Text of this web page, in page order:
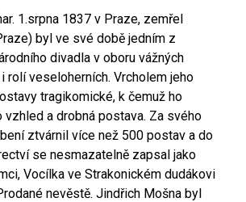
1.srpna 1837 v Praze, zemřel
byl ve své době jedním z
divadla v oboru vážných
rolí veseloherních. Vrcholem jeho
tragikomické, k čemuž ho
vzhled a drobná postava. Za svého
ztvárnil více než 500 postav a do
se nesmazatelně zapsal jako
Vocílka ve Strakonickém dudákovi
nevěstě. Jindřich Mošna byl